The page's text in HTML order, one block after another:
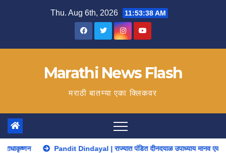
Thu. Aug 6th, 2026 11:53:40 AM
Marathi News Flash
मराठी बातम्या एका क्लिकवर
Dindayal | राज्यात पंडित दीनदयाळ उपाध्याय मानव एकात्म हीरक महोत्सव, 22-25